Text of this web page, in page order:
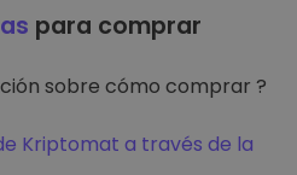
para comprar
sobre cómo comprar ?
Kriptomat a través de la